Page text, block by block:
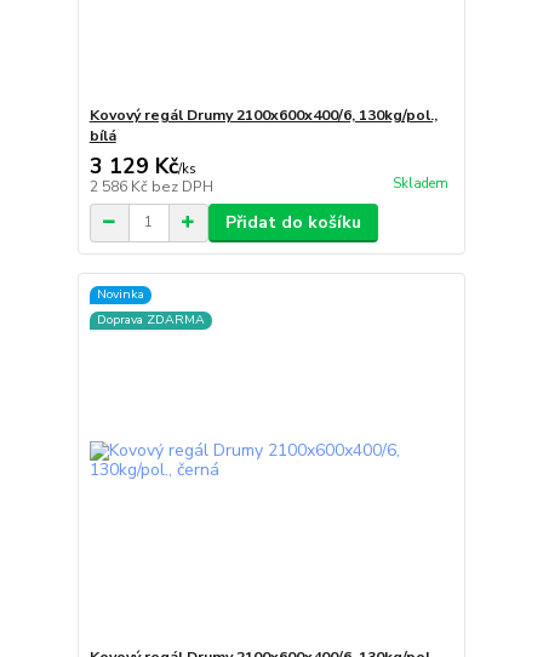
Kovový regál Drumy 2100x600x400/6, 130kg/pol.,
bílá
3 129 Kč/ks
2 586 Kč bez DPH Skladem
Přidat do košíku
Novinka
Doprava ZDARMA